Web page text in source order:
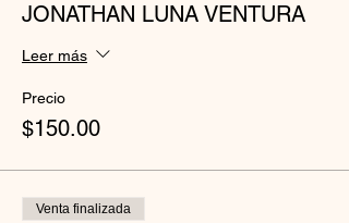
JONATHAN LUNA VENTURA
Leer más
Precio
$150.00
Venta finalizada